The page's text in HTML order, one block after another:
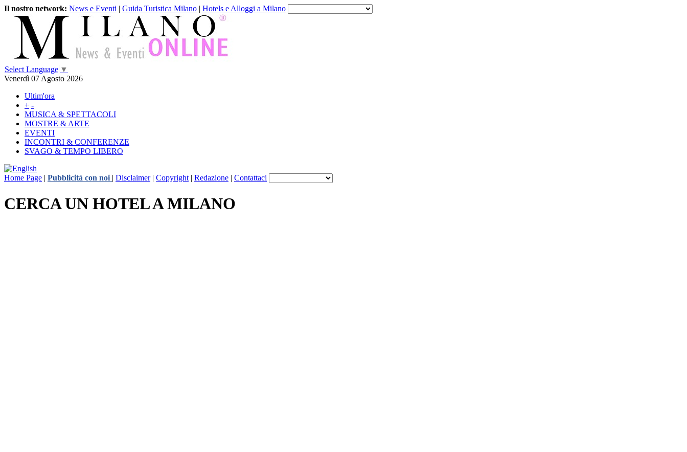
Il nostro network: News e Eventi | Guida Turistica Milano | Hotels e Alloggi a Milano
Select Language ▼
Venerdì 07 Agosto 2026
Ultim'ora
+ -
MUSICA & SPETTACOLI
MOSTRE & ARTE
EVENTI
INCONTRI & CONFERENZE
SVAGO & TEMPO LIBERO
Home Page | Pubblicità con noi | Disclaimer| Copyright | Redazione | Contattaci
CERCA UN HOTEL A MILANO